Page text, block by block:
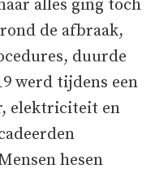
alles ging toch
de afbraak,
duurde
werd tijdens een
elektriciteit en
hesen